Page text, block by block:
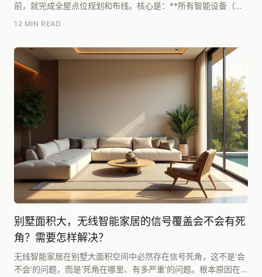
前，就完成全屋点位规划和布线。核心是：**所有智能设备（包
12 MIN READ
别墅面积大，无线智能家居的信号覆盖会不会有死
角？需要怎样解决？
无线智能家居在别墅大面积空间中必然存在信号死角，这不是‘会
不会’的问题，而是‘死角在哪里、有多严重’的问题。根本原因在